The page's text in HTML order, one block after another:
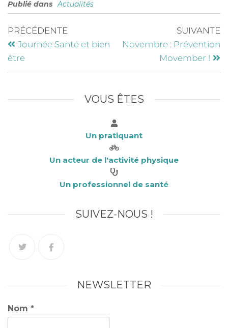
c
e
b
o
it
te
r
k
e
dI
ai
Publié dans Actualités
PRÉCÉDENTE
Journée Santé et bien
être
SUIVANTE
Novembre : Prévention
Movember !
VOUS ÊTES
Un pratiquant
Un acteur de l'activité physique
Un professionnel de santé
SUIVEZ-NOUS !
NEWSLETTER
Nom *